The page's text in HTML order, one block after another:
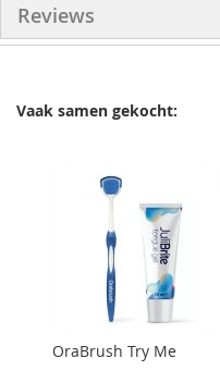
Reviews
Vaak samen gekocht:
OraBrush Try Me